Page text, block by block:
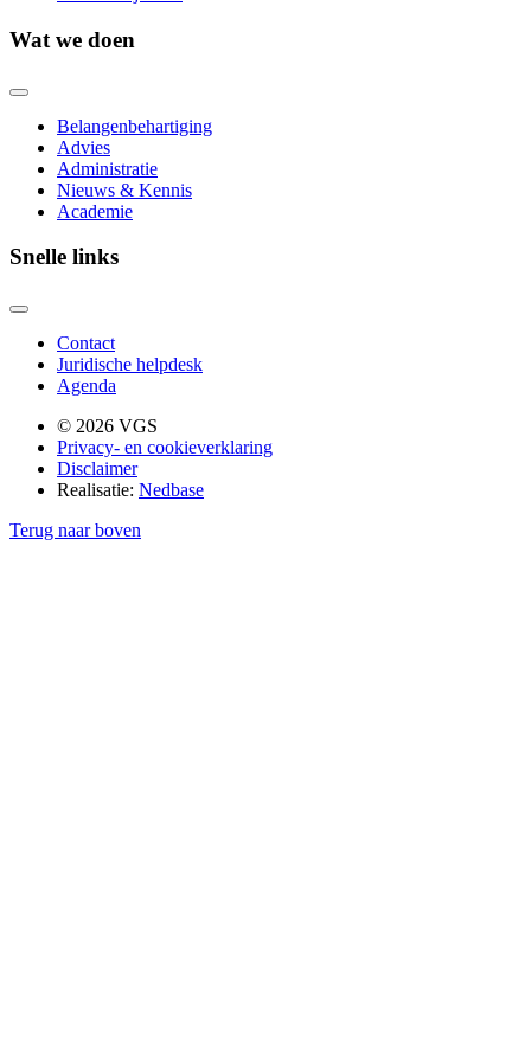
Wat we doen
Belangenbehartiging
Advies
Administratie
Nieuws & Kennis
Academie
Snelle links
Contact
Juridische helpdesk
Agenda
© 2026 VGS
Privacy- en cookieverklaring
Disclaimer
Realisatie: Nedbase
Terug naar boven